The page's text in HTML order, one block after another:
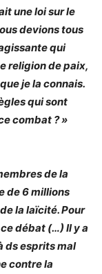
une loi sur le
devions tous
qui
religion de paix,
je la connais.
qui sont
combat ? »
de la
de 6 millions
la laïcité. Pour
ce débat (…) Il y a
ds esprits mal
contre la